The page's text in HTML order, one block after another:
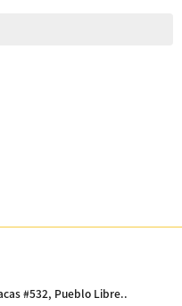
#532, Pueblo Libre..